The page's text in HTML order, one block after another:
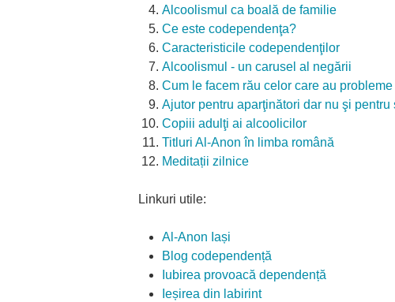
Alcoolismul ca boală de familie
Ce este codependenţa?
Caracteristicile codependenţilor
Alcoolismul - un carusel al negării
Cum le facem rău celor care au
Ajutor pentru aparţinători dar nu şi
Copiii adulţi ai alcoolicilor
Titluri Al-Anon în limba română
Meditații zilnice
Linkuri utile:
Al-Anon Iași
Blog codependență
Iubirea provoacă dependență
Ieșirea din labirint